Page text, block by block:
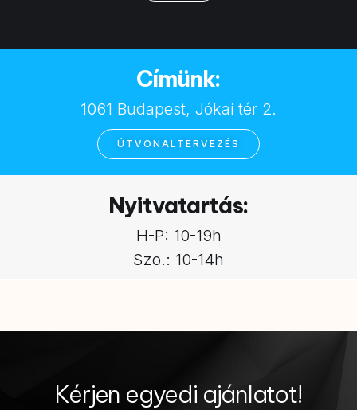
Címünk:
1061 Budapest, Jókai tér 2.
ÚTVONALTERVEZÉS
Nyitvatartás:
H-P: 10-19h
Szo.: 10-14h
Kérjen egyedi ajánlatot!